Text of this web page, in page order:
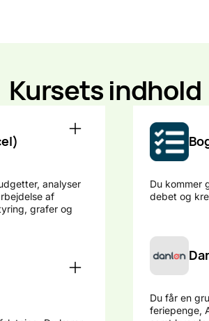
Kursets indhold
analyser
af
grafer og
Du kommer
debet og
Du får en
feriepenge,